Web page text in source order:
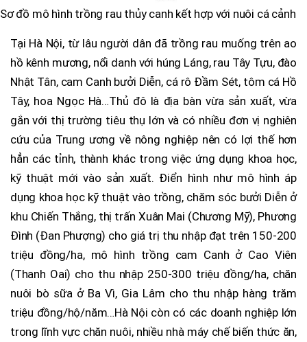
Sơ đồ mô hình trồng rau thủy canh kết hợp với nuôi cá cảnh
Tại Hà Nội, từ lâu người dân đã trồng rau muống trên ao
hồ kênh mương, nổi danh với húng Láng, rau Tây Tựu, đào
Nhật Tân, cam Canh bưởi Diễn, cá rô Đầm Sét, tôm cá Hồ
Tây, hoa Ngọc Hà…Thủ đô là địa bàn vừa sản xuất, vừa
gắn với thị trường tiêu thụ lớn và có nhiều đơn vị nghiên
cứu của Trung ương về nông nghiệp nên có lợi thế hơn
hẳn các tỉnh, thành khác trong việc ứng dụng khoa học,
kỹ thuật mới vào sản xuất. Điển hình như mô hình áp
dụng khoa học kỹ thuật vào trồng, chăm sóc bưởi Diễn ở
khu Chiến Thắng, thị trấn Xuân Mai (Chương Mỹ), Phương
Đình (Đan Phượng) cho giá trị thu nhập đạt trên 150-200
triệu đồng/ha, mô hình trồng cam Canh ở Cao Viên
(Thanh Oai) cho thu nhập 250-300 triệu đồng/ha, chăn
nuôi bò sữa ở Ba Vì, Gia Lâm cho thu nhập hàng trăm
triệu đồng/hộ/năm…Hà Nội còn có các doanh nghiệp lớn
trong lĩnh vực chăn nuôi, nhiều nhà máy chế biến thức ăn,